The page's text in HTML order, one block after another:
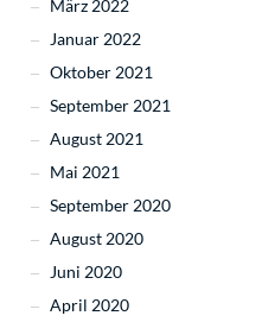
März 2022
Januar 2022
Oktober 2021
September 2021
August 2021
Mai 2021
September 2020
August 2020
Juni 2020
April 2020